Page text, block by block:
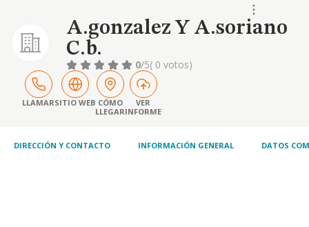
A.gonzalez Y A.soriano
C.b.
0/5( 0 votos)
LLAMARSITIO WEB CÓMO
LLEGAR
VER
INFORME
DIRECCIÓN Y CONTACTO INFORMACIÓN GENERAL DATOS